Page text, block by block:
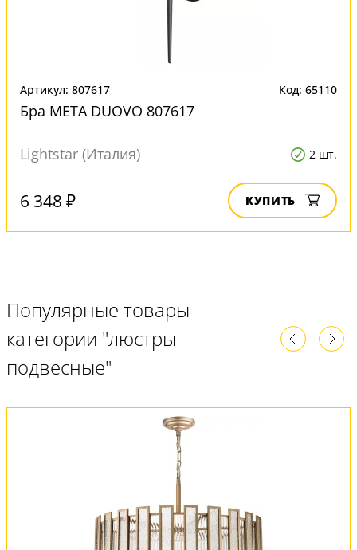
Артикул: 807617 Код: 65110
Бра META DUOVO 807617
Lightstar (Италия) 2 шт.
6 348 ₽ КУПИТЬ
Популярные товары
категории "люстры
подвесные"